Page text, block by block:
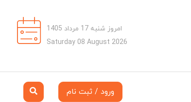
امروز شنبه 17 مرداد 1405
Saturday 08 August 2026
ورود / ثبت نام